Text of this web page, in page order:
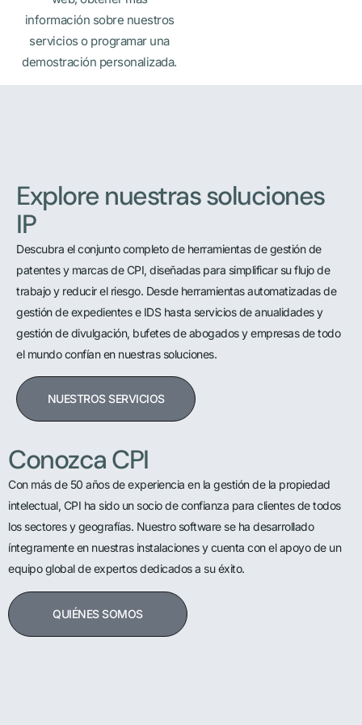
información sobre nuestros
servicios o programar una
demostración personalizada.
Explore nuestras soluciones
IP
Descubra el conjunto completo de herramientas de gestión de
patentes y marcas de CPI, diseñadas para simplificar su flujo de
trabajo y reducir el riesgo. Desde herramientas automatizadas de
gestión de expedientes e IDS hasta servicios de anualidades y
gestión de divulgación, bufetes de abogados y empresas de todo
el mundo confían en nuestras soluciones.
NUESTROS SERVICIOS
Conozca CPI
Con más de 50 años de experiencia en la gestión de la propiedad
intelectual, CPI ha sido un socio de confianza para clientes de todos
los sectores y geografías. Nuestro software se ha desarrollado
íntegramente en nuestras instalaciones y cuenta con el apoyo de un
equipo global de expertos dedicados a su éxito.
QUIÉNES SOMOS